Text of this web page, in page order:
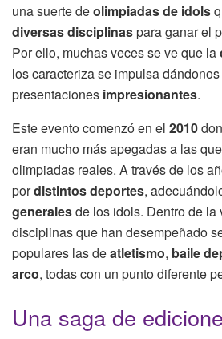
una suerte deolimpiadas de idols
diversas disciplinaspara ganar el
Por ello, muchas veces se ve que la
los caracteriza se impulsa
presentaciones impresionantes.
Este evento comenzó en el 2010
eran mucho más apegadas a las
olimpiadas reales. A través de los
pordistintos deportes,
generalesde los idols. Dentro de la
disciplinas que han desempeñado
populares las deatletismo, baile
arco, todas con un punto diferente
Una saga de